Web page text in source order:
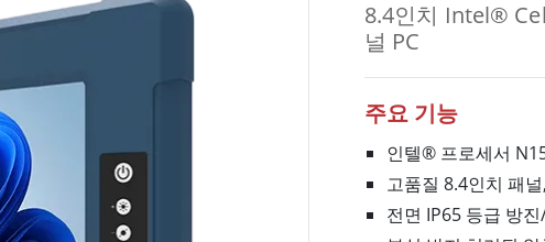
전면 IP65
USB Type-C
스테인리스 시리
즈
ATEX 등급
이
G-WIN 시리즈 / IP67 설계
ATEX 등급
바 타입 패널 PC
엣지 AI 패널 PC
임베디드 컴퓨팅
박스 PC / 방수 러기드 PC IP65
IoT 게이트웨이
헬스케어 등급
의료용 러기드 태블릿
의료용 패널 PC
지능형 로보틱스 시스템 헬스케어
헤비 듀티
성공 사례
8.4인치 Intel®
널 PC
주요 기능
인텔® 프로세서
고품질 8.4인치 패
전면 IP65 등급 방